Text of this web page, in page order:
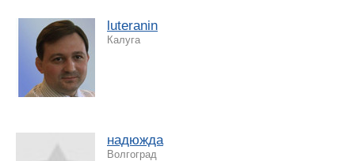
luteranin
Калуга
надюжда
Волгоград